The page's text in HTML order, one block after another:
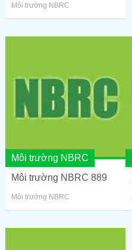
Môi trường NBRC
Môi trường NBRC
Môi trường NBRC 889
Môi trường NBRC